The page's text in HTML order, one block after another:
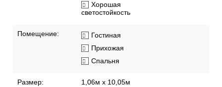
Хорошая
светостойкость
Помещение:
Гостиная
Прихожая
Спальня
Размер: 1,06м х 10,05м